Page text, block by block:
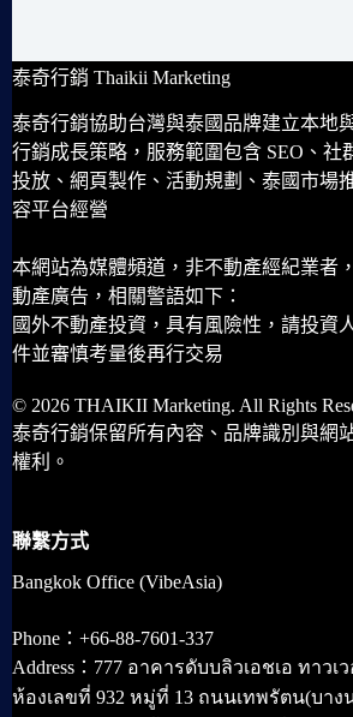
泰奇行銷 Thaikii Marketing
泰奇行銷協助台灣與泰國品牌建立本地
行銷成長策略，服務範圍包含 SEO、社
投放、網頁製作、活動規劃、泰國市場
容平台經營
本網站為媒體頻道，非不動產經紀業者
動產廣告，相關警語如下：
國外不動產投資，具有風險性，請投資
件並審慎考量後再行交易
© 2026 THAIKII Marketing. All Rights
泰奇行銷保留所有內容、品牌識別與網
權利。
聯繫方式
Bangkok Office (VibeAsia)
Phone：+66-88-7601-337
Address：777 อาคารดับบลิวเอชเอ ทาวเ
ห้องเลขที่ 932 หมู่ที่ 13 ถนนเทพรัตน(บาง